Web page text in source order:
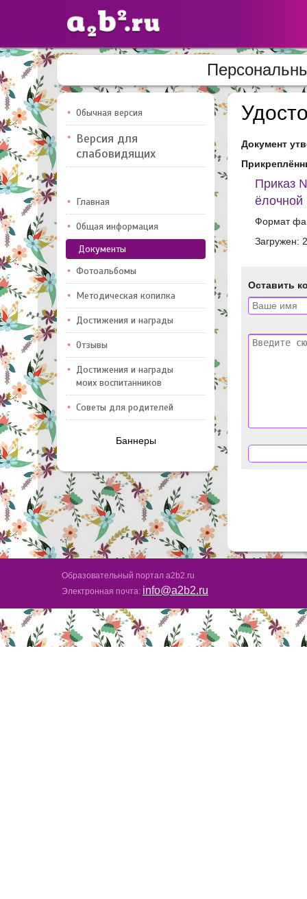
Сайты
педагогов
Добавлено — 10947
Обычная версия
Версия для
слабовидящих
Главная
Общая информация
Документы
Фотоальбомы
Методическая копилка
Достижения и награды
Отзывы
Достижения и награды
моих воспитанников
Советы для родителей
Баннеры
Документ
Приказ
ёлочной
Формат
Загружен:
Оставить
Образовательный портал a2b2.ru
Электронная почта: info@a2b2.ru